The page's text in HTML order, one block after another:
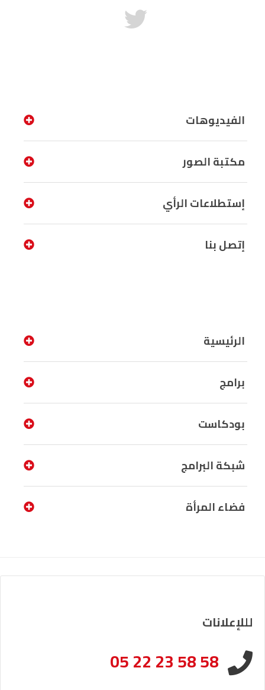
الفيديوهات
مكتبة الصور
إستطلاعات الرأي
إتصل بنا
الرئيسية
برامج
بودكاست
شبكة البرامج
فضاء المرأة
لللإعلانات
05 22 23 58 58